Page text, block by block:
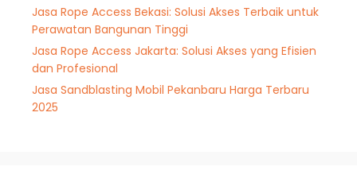
Jasa Rope Access Bekasi: Solusi Akses Terbaik untuk
Perawatan Bangunan Tinggi
Jasa Rope Access Jakarta: Solusi Akses yang Efisien
dan Profesional
Jasa Sandblasting Mobil Pekanbaru Harga Terbaru
2025